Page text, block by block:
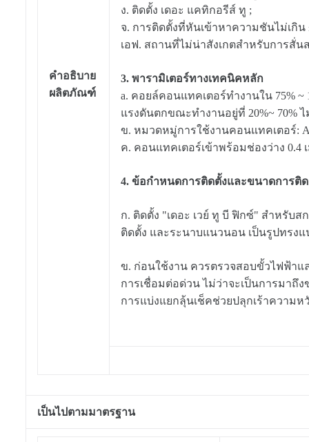
คำอธิบาย
ผลิตภัณฑ์
ง. ติดตั้ง เดอะ แคทิกอรีส์ ทู ;
จ. การติดตั้งที่หันเข้าหาความชันไม่เกิน
เอฟ. สถานที่ไม่น่าสังเกตสำหรับการสั่
3. พารามิเตอร์ทางเทคนิคหลัก
a. คอยล์คอนแทคเตอร์ทำงานใน 75% ~
แรงดันตกขณะทำงานอยู่ที่ 20%~ 70%
ข. หมวดหมู่การใช้งานคอนแทคเตอร์:
ค. คอนแทคเตอร์เข้าพร้อมช่องว่าง 0.4
4. ข้อกำหนดการติดตั้งและขนาดการติ
ก. ติดตั้ง "เดอะ เวย์ ทู บี ฟิกซ์" สำหรับ
ติดตั้ง และระนาบแนวนอน เป็นรูปทรงแ
ข. ก่อนใช้งาน ควรตรวจสอบขั้วไฟฟ้า
การเชื่อมต่อด่วน ไม่ว่าจะเป็นการมาถึ
การแบ่งแยกลุ้นเช็คช่วยปลุกเร้าความห
เป็นไปตามมาตรฐาน